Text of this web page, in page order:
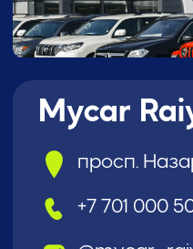
App Store
Загрузите в
приложения
отсканируйте QR-
код